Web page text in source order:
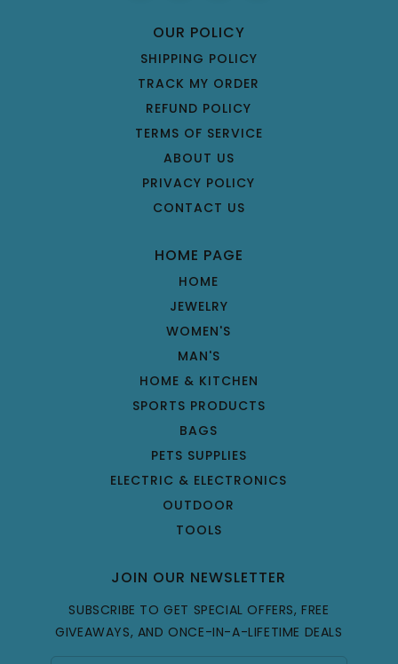
OUR POLICY
SHIPPING POLICY
TRACK MY ORDER
REFUND POLICY
TERMS OF SERVICE
ABOUT US
PRIVACY POLICY
CONTACT US
HOME PAGE
HOME
JEWELRY
WOMEN'S
MAN'S
HOME & KITCHEN
SPORTS PRODUCTS
BAGS
PETS SUPPLIES
ELECTRIC & ELECTRONICS
OUTDOOR
TOOLS
JOIN OUR NEWSLETTER
SUBSCRIBE TO GET SPECIAL OFFERS, FREE
GIVEAWAYS, AND ONCE-IN-A-LIFETIME DEALS